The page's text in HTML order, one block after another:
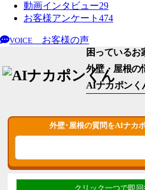
動画インタビュー29
お客様アンケート 474
VOICE
お客様の声
困っているお
外壁・屋根の
AIナカポンく
外壁･屋根の質問をAIナカ